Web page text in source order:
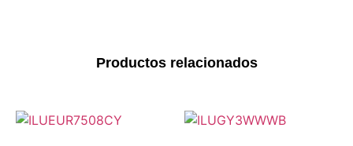
Productos relacionados